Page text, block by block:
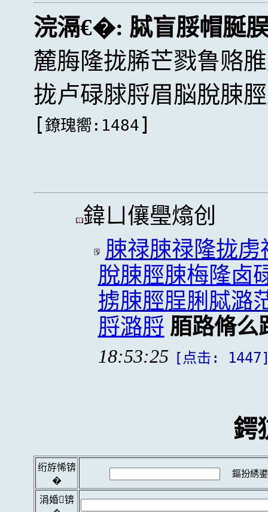
浣滆€�: 脦盲脮帽脠
麓脢隆拢脪芒戮鲁赂
拢卢碌脙脟眉脳脫脨
[鐐瑰嚮:1484]
鍏ㄩ儴璺熻创
脨禄脨禄隆拢
脫脨脛脨梅隆卤
掳脨脛脭脷脦潞
脟潞脟 脜路脩么
18:53:25 [点击:
鍔
绗斿悕锛
�
鏂扮綉
涓婚锛